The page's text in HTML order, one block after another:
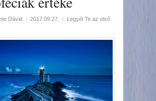
Dávid | 2017.09.27. |
Legyél Te az első